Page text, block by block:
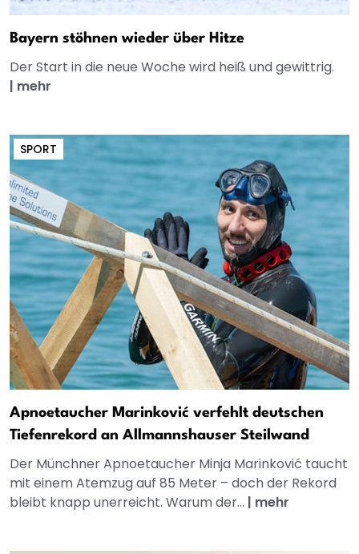
Bayern stöhnen wieder über Hitze
Der Start in die neue Woche wird heiß und gewittrig.
| mehr
SPORT
Apnoetaucher Marinković verfehlt deutschen
Tiefenrekord an Allmannshauser Steilwand
Der Münchner Apnoetaucher Minja Marinković taucht
mit einem Atemzug auf 85 Meter – doch der Rekord
bleibt knapp unerreicht. Warum der... | mehr